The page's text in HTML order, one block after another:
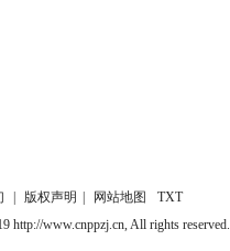
版权声明 网站地图
TXT
www.cnppzj.cn, All rights reserved.